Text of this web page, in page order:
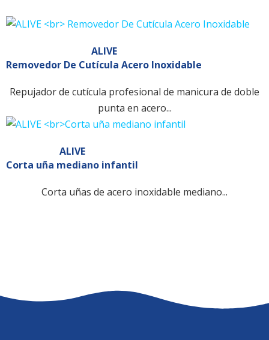
ALIVE
Removedor De Cutícula Acero Inoxidable
Repujador de cutícula profesional de manicura de doble
punta en acero...
ALIVE
Corta uña mediano infantil
Corta uñas de acero inoxidable mediano...